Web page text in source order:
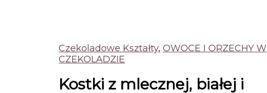
Czekoladowe Kształty, OWOCE I ORZECHY W
CZEKOLADZIE
Kostki z mlecznej, białej i